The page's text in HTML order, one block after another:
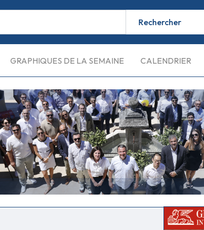
GRAPHIQUES DE LA SEMAINE CALENDRIER